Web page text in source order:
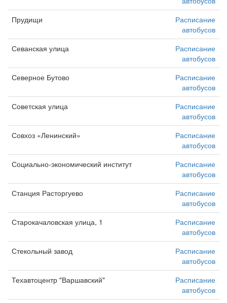
Прудищи
Расписание
автобусов
Севанская улица
Расписание
автобусов
Северное Бутово
Расписание
автобусов
Советская улица
Расписание
автобусов
Совхоз «Ленинский»
Расписание
автобусов
Социально-экономический институт
Расписание
автобусов
Станция Расторгуево
Расписание
автобусов
Старокачаловская улица, 1
Расписание
автобусов
Стекольный завод
Расписание
автобусов
Техавтоцентр "Варшавский"
Расписание
автобусов